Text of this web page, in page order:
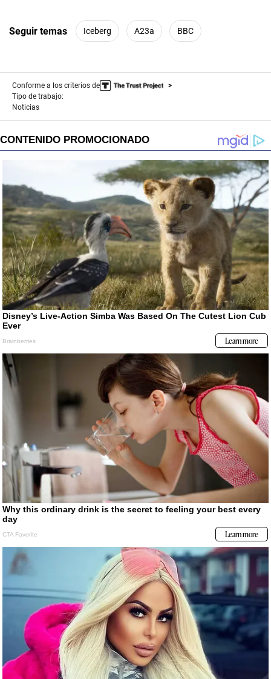
Seguir temas Iceberg A23a BBC
Conforme a los criterios de
Tipo de trabajo:
Noticias